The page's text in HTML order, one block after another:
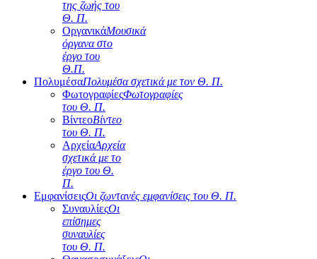
της ζωής του
Θ. Π.
ΟργανικάΜουσικά
όργανα στο
έργο του
Θ.Π.
ΠολυμέσαΠολυμέσα σχετικά με τον Θ. Π.
ΦωτογραφίεςΦωτογραφίες
του Θ. Π.
ΒίντεοΒίντεο
του Θ. Π.
ΑρχείαΑρχεία
σχετικά με το
έργο του Θ.
Π.
ΕμφανίσειςΟι ζωντανές εμφανίσεις του Θ. Π.
ΣυναυλίεςΟι
επίσημες
συναυλίες
του Θ. Π.